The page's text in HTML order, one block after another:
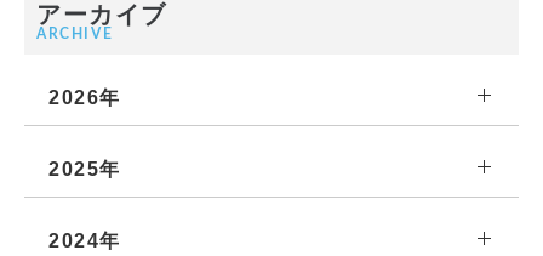
アーカイブ
ARCHIVE
2026年
2025年
2024年